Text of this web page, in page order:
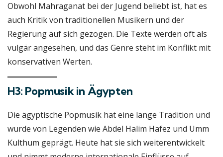
Obwohl Mahraganat bei der Jugend beliebt ist, hat es
auch Kritik von traditionellen Musikern und der
Regierung auf sich gezogen. Die Texte werden oft als
vulgär angesehen, und das Genre steht im Konflikt mit
konservativen Werten.
H3: Popmusik in Ägypten
Die ägyptische Popmusik hat eine lange Tradition und
wurde von Legenden wie Abdel Halim Hafez und Umm
Kulthum geprägt. Heute hat sie sich weiterentwickelt